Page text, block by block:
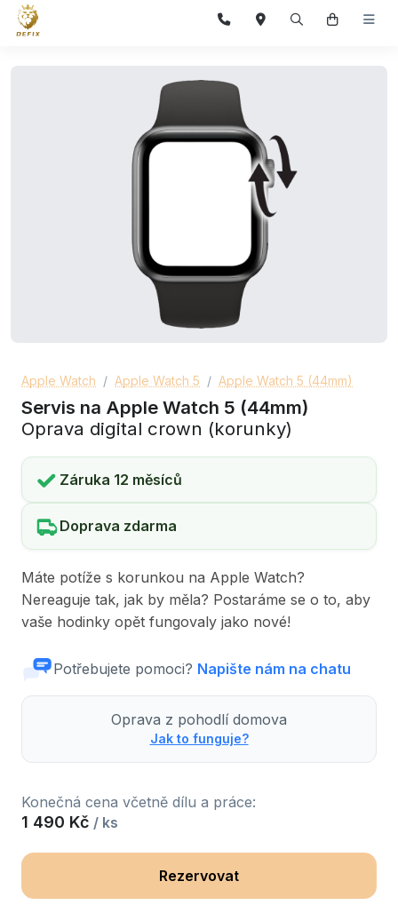
Apple Watch Apple Watch 5 Apple Watch 5 (44mm)
Servis na Apple Watch 5 (44mm)
Oprava digital crown (korunky)
Záruka 12 měsíců
Doprava zdarma
Máte potíže s korunkou na Apple Watch?
Nereaguje tak, jak by měla? Postaráme se o to, aby
vaše hodinky opět fungovaly jako nové!
Potřebujete pomoci? Napište nám na chatu
Oprava z pohodlí domova
Jak to funguje?
Konečná cena včetně dílu a práce:
1 490 Kč / ks
Rezervovat